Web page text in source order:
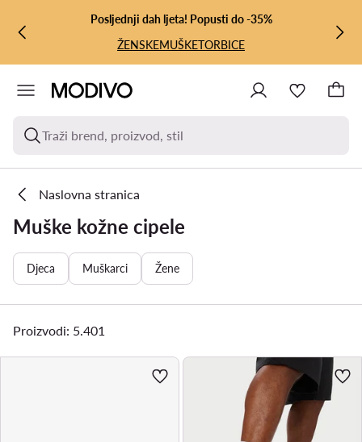
PRIJEĐI NA GLAVNI SADRŽAJ
PRIJEĐI NA PRETRAŽIVANJE
Posljednji dah ljeta! Popusti do -35%
ŽENSKEMUŠKETORBICE
Traži brend, proizvod, stil
Naslovna stranica
Muške kožne cipele
Djeca Muškarci Žene
Proizvodi: 5.401